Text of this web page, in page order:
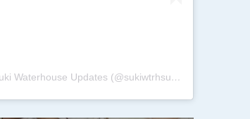
Une publication partagée par teeny || Suki Waterhouse Updates (@sukiwtrhsupdates)